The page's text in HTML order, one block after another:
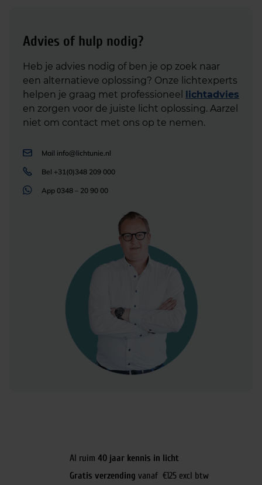
Advies of hulp nodig?
Heb je advies nodig of ben je op zoek naar
een alternatieve oplossing? Onze lichtexperts
helpen je graag met professioneel lichtadvies
en zorgen voor de juiste licht oplossing. Aarzel
niet om contact met ons op te nemen.
Mail info@lichtunie.nl
Bel +31(0)348 209 000
App 0348 – 20 90 00
Al ruim 40 jaar kennis in licht
Gratis verzending vanaf €125 excl btw